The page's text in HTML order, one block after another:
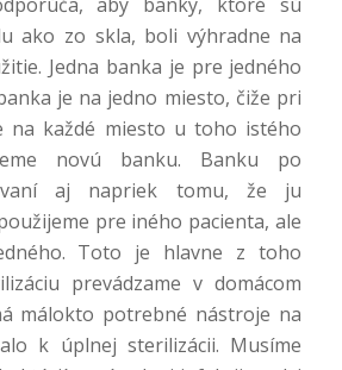
ako zo skla, boli výhradne na
Jedna banka je pre jedného
je na jedno miesto, čiže pri
na každé miesto u toho istého
novú banku. Banku po
aj napriek tomu, že ju
pre iného pacienta, ale
Toto je hlavne z toho
prevádzame v domácom
málokto potrebné nástroje na
k úplnej sterilizácii. Musíme